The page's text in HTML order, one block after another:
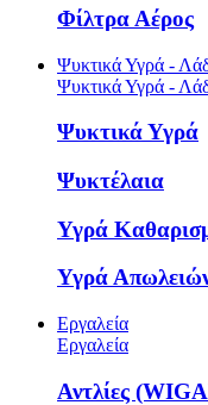
Φίλτρα Αέρος
Ψυκτικά Υγρά -
Ψυκτικά Υγρά -
Ψυκτικά Υγρά
Ψυκτέλαια
Υγρά
Υγρά
Εργαλεία
Εργαλεία
Αντλίες